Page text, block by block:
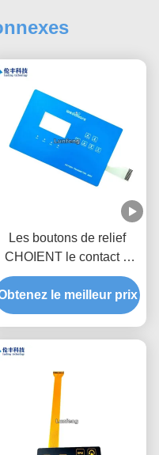
Les boutons de relief
CHOIENT le contact à
membrane fait sur
commande avec la
surface brillante
le meilleur prix